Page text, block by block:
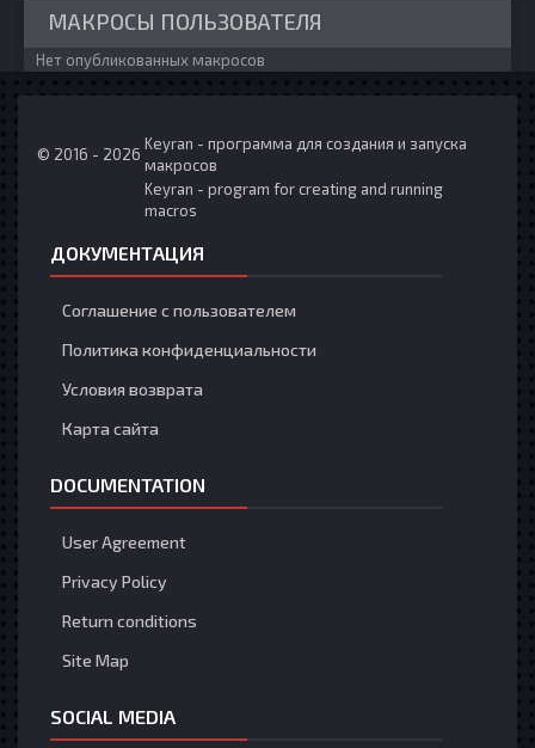
МАКРОСЫ ПОЛЬЗОВАТЕЛЯ
Нет опубликованных макросов
© 2016 - 2026
Keyran - программа для создания и запуска
макросов
Keyran - program for creating and running
macros
ДОКУМЕНТАЦИЯ
Соглашение с пользователем
Политика конфиденциальности
Условия возврата
Карта сайта
DOCUMENTATION
User Agreement
Privacy Policy
Return conditions
Site Map
SOCIAL MEDIA